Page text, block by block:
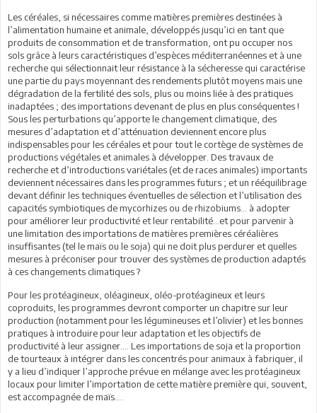
Les céréales, si nécessaires comme matières premières destinées à
l’alimentation humaine et animale, développés jusqu’ici en tant que
produits de consommation et de transformation, ont pu occuper nos
sols grâce à leurs caractéristiques d’espèces méditerranéennes et à une
recherche qui sélectionnait leur résistance à la sécheresse qui caractérise
une partie du pays moyennant des rendements plutôt moyens mais une
dégradation de la fertilité des sols, plus ou moins liée à des pratiques
inadaptées ; des importations devenant de plus en plus conséquentes !
Sous les perturbations qu’apporte le changement climatique, des
mesures d’adaptation et d’atténuation deviennent encore plus
indispensables pour les céréales et pour tout le cortège de systèmes de
productions végétales et animales à développer. Des travaux de
recherche et d’introductions variétales (et de races animales) importants
deviennent nécessaires dans les programmes futurs ; et un rééquilibrage
devant définir les techniques éventuelles de sélection et l’utilisation des
capacités symbiotiques de mycorhizes ou de rhizobiums… à adopter
pour améliorer leur productivité et leur rentabilité…et pour parvenir à
une limitation des importations de matières premières céréalières
insuffisantes (tel le maïs ou le soja) qui ne doit plus perdurer et quelles
mesures à préconiser pour trouver des systèmes de production adaptés
à ces changements climatiques ?
Pour les protéagineux, oléagineux, oléo-protéagineux et leurs
coproduits, les programmes devront comporter un chapitre sur leur
production (notamment pour les légumineuses et l’olivier) et les bonnes
pratiques à introduire pour leur adaptation et les objectifs de
productivité à leur assigner…. Les importations de soja et la proportion
de tourteaux à intégrer dans les concentrés pour animaux à fabriquer, il
y a lieu d’indiquer l’approche prévue en mélange avec les protéagineux
locaux pour limiter l’importation de cette matière première qui, souvent,
est accompagnée de maïs….